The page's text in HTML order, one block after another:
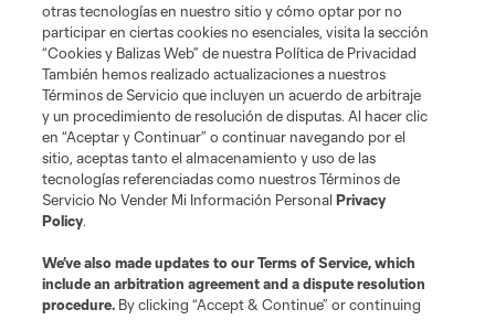
otras tecnologías en nuestro sitio y cómo optar por no
participar en ciertas cookies no esenciales, visita la sección
“Cookies y Balizas Web” de nuestra Política de Privacidad
También hemos realizado actualizaciones a nuestros
Términos de Servicio que incluyen un acuerdo de arbitraje
y un procedimiento de resolución de disputas. Al hacer clic
en “Aceptar y Continuar” o continuar navegando por el
sitio, aceptas tanto el almacenamiento y uso de las
tecnologías referenciadas como nuestros Términos de
Servicio No Vender Mi Información PersonalPrivacy
Policy.
We’ve also made updates to ourTerms of Service, which
include an arbitration agreement and a dispute resolution
procedure. By clicking “Accept & Continue” or continuing